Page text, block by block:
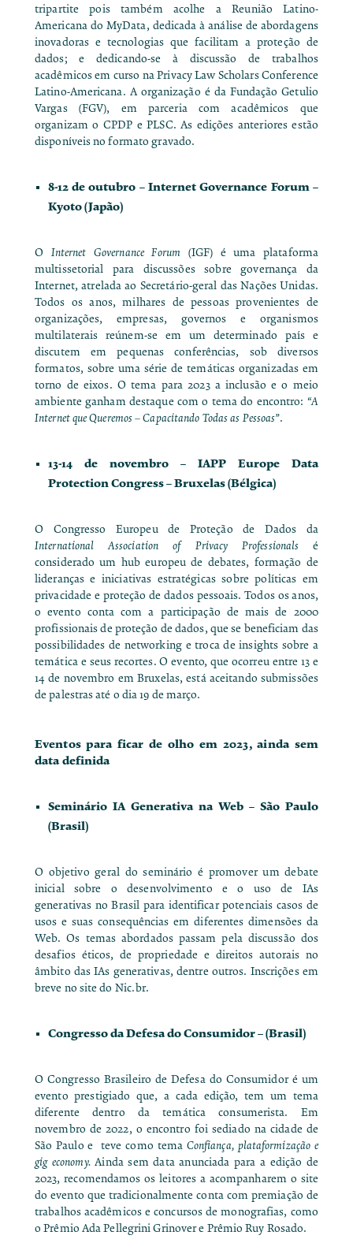
tripartite pois também acolhe a Reunião Latino-
Americana do MyData, dedicada à análise de abordagens
inovadoras e tecnologias que facilitam a proteção de
dados; e dedicando-se à discussão de trabalhos
acadêmicos em curso na Privacy Law Scholars Conference
Latino-Americana. A organização é da Fundação Getulio
Vargas (FGV), em parceria com acadêmicos que
organizam o CPDP e PLSC. As edições anteriores estão
disponíveis no formato gravado.
8-12 de outubro –Internet Governance Forum –
Kyoto (Japão)
O Internet Governance Forum (IGF) é uma plataforma
multissetorial para discussões sobre governança da
Internet, atrelada ao Secretário-geral das Nações Unidas.
Todos os anos, milhares de pessoas provenientes de
organizações, empresas, governos e organismos
multilaterais reúnem-se em um determinado país e
discutem em pequenas conferências, sob diversos
formatos, sobre uma série de temáticas organizadas em
torno de eixos. O tema para 2023 a inclusão e o meio
ambiente ganham destaque com o tema do encontro: “A
Internet que Queremos – Capacitando Todas as Pessoas”.
13-14 de novembro – IAPP Europe Data
Protection Congress– Bruxelas (Bélgica)
O Congresso Europeu de Proteção de Dados da
International Association of Privacy Professionals é
considerado um hub europeu de debates, formação de
lideranças e iniciativas estratégicas sobre políticas em
privacidade e proteção de dados pessoais. Todos os anos,
o evento conta com a participação de mais de 2000
profissionais de proteção de dados, que se beneficiam das
possibilidades de networking e troca de insights sobre a
temática e seus recortes. O evento, que ocorreu entre 13 e
14 de novembro em Bruxelas, está aceitando submissões
de palestras até o dia 19 de março.
Eventos para ficar de olho em 2023, ainda sem
data definida
Seminário IA Generativa na Web– São Paulo
(Brasil)
O objetivo geral do seminário é promover um debate
inicial sobre o desenvolvimento e o uso de IAs
generativas no Brasil para identificar potenciais casos de
usos e suas consequências em diferentes dimensões da
Web. Os temas abordados passam pela discussão dos
desafios éticos, de propriedade e direitos autorais no
âmbito das IAs generativas, dentre outros. Inscrições em
breve no site do Nic.br.
Congresso da Defesa do Consumidor– (Brasil)
O Congresso Brasileiro de Defesa do Consumidor é um
evento prestigiado que, a cada edição, tem um tema
diferente dentro da temática consumerista. Em
novembro de 2022, o encontro foi sediado na cidade de
São Paulo e teve como tema Confiança, plataformização e
gig economy.Ainda sem data anunciada para a edição de
2023, recomendamos os leitores a acompanharem o site
do evento que tradicionalmente conta com premiação de
trabalhos acadêmicos e concursos de monografias, como
o Prêmio Ada Pellegrini Grinovere PrêmioRuy Rosado.